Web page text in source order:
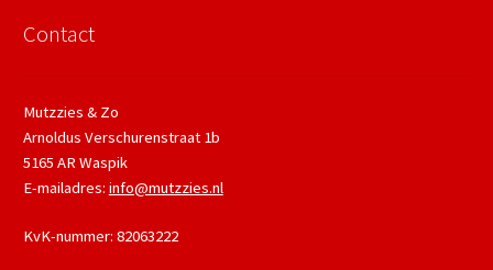
Contact
Mutzzies & Zo
Arnoldus Verschurenstraat 1b
5165 AR Waspik
E-mailadres: info@mutzzies.nl
KvK-nummer: 82063222